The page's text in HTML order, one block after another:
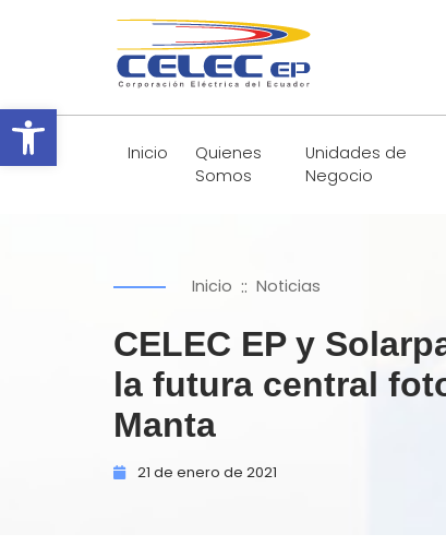
Abrir barra de
Inicio
Quienes
Somos
Unidades de
Negocio
Inicio :: Noticias
CELEC EP y
la futura central
Manta
21 de enero de 2021